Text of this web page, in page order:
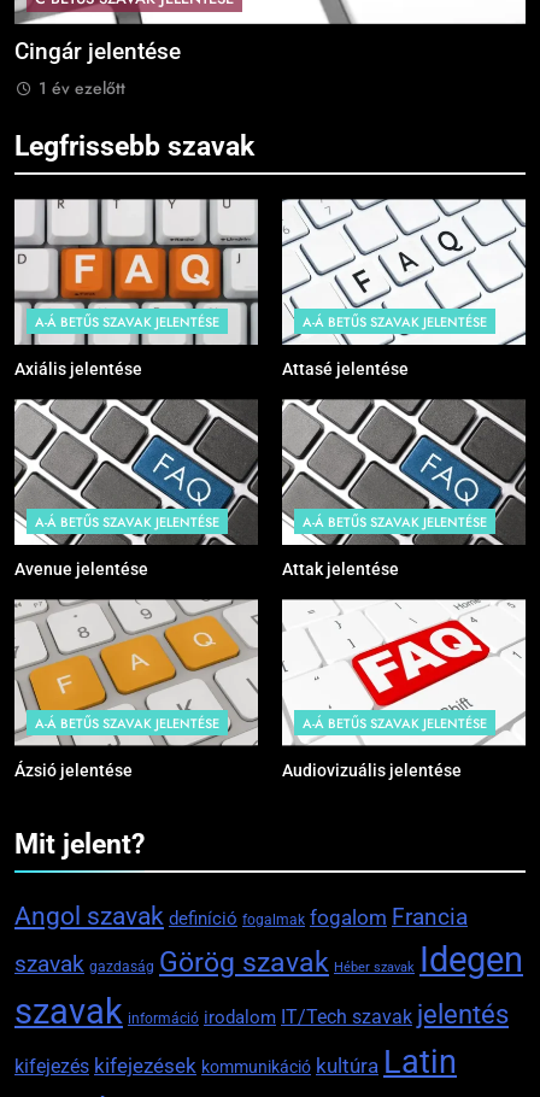
Civilizáció jelentése
1 év ezelőtt
Legfrissebb szavak
A-Á BETŰS SZAVAK JELENTÉSE
Axiális jelentése
A-Á BETŰS SZAVAK JELENTÉSE
Attasé jelentése
A-Á BETŰS SZAVAK JELENTÉSE
Avenue jelentése
A-Á BETŰS SZAVAK JELENTÉSE
Attak jelentése
A-Á BETŰS SZAVAK JELENTÉSE
Ázsió jelentése
A-Á BETŰS SZAVAK JELENTÉSE
Audiovizuális jelentése
Mit jelent?
Angol szavak definíció fogalmak fogalom Francia
szavak gazdaság Görög szavak Héber szavak Idegen
szavak információ irodalom IT/Tech szavak jelentés
kifejezés kifejezések kommunikáció kultúra Latin